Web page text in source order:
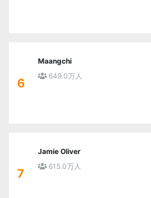
6
Maangchi
649.0万人
7
Jamie Oliver
615.0万人